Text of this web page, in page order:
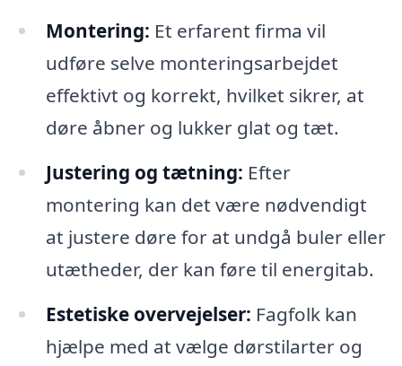
Montering: Et erfarent firma vil
udføre selve monteringsarbejdet
effektivt og korrekt, hvilket sikrer, at
døre åbner og lukker glat og tæt.
Justering og tætning: Efter
montering kan det være nødvendigt
at justere døre for at undgå buler eller
utætheder, der kan føre til energitab.
Estetiske overvejelser: Fagfolk kan
hjælpe med at vælge dørstilarter og